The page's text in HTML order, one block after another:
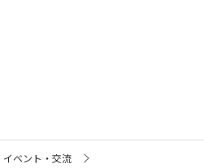
イベント・交流